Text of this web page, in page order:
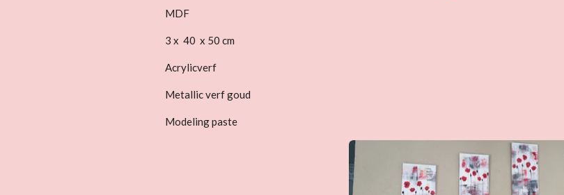
MDF
3 x 40 x 50 cm
Acrylicverf
Metallic verf goud
Modeling paste